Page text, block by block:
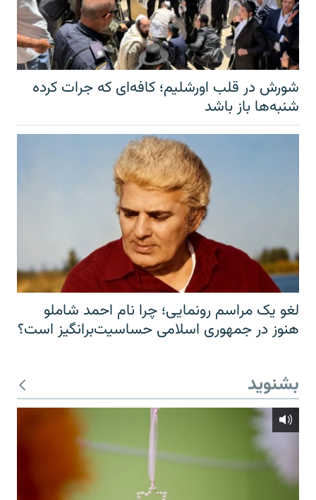
شورش در قلب اورشلیم؛ کافه‌ای که جرات کرده
شنبه‌ها باز باشد
لغو یک مراسم رونمایی؛ چرا نام احمد شاملو
هنوز در جمهوری اسلامی حساسیت‌برانگیز است؟
بشنوید